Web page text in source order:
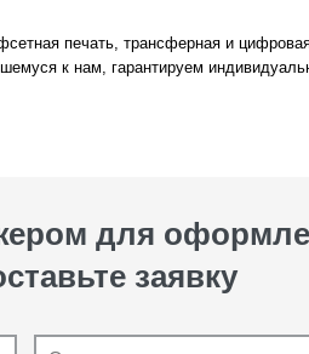
печать, трансферная и
к нам, гарантируем
для
заявку